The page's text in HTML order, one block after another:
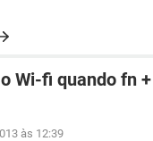
Wi-fi quando fn
às 12:39